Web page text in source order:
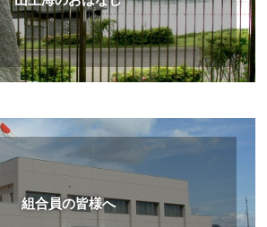
組合員の皆様へ